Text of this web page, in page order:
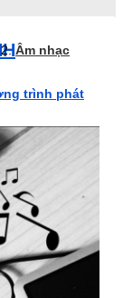
Âm nhạc
trình phát